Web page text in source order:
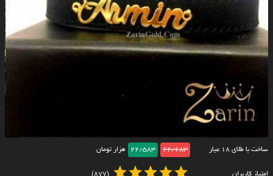
ساخت با طلای ۱۸ عیار 22/683
22/583 هزار تومان
امتیاز کاربران (877)